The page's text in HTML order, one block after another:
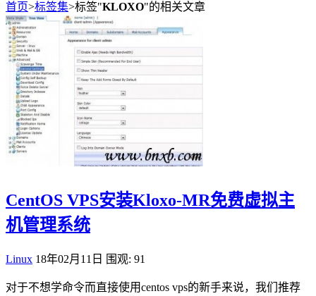
首页>标签集>标签"KLOXO"的相关文章
CentOS VPS安装Kloxo-MR免费虚拟主
机管理系统
Linux 18年02月11日 围观: 91
对于不想学命令而直接使用centos vps的新手来说，我们推荐